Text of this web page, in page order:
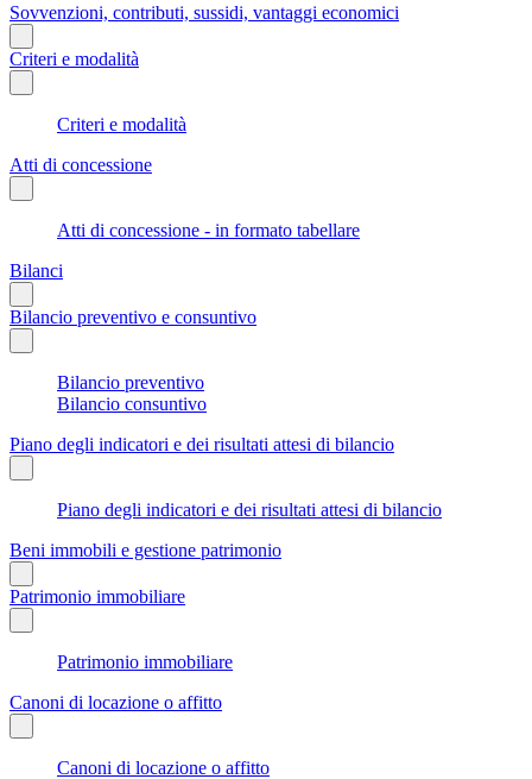
Sovvenzioni, contributi, sussidi, vantaggi economici
Criteri e modalità
Criteri e modalità
Atti di concessione
Atti di concessione - in formato tabellare
Bilanci
Bilancio preventivo e consuntivo
Bilancio preventivo
Bilancio consuntivo
Piano degli indicatori e dei risultati attesi di bilancio
Piano degli indicatori e dei risultati attesi di bilancio
Beni immobili e gestione patrimonio
Patrimonio immobiliare
Patrimonio immobiliare
Canoni di locazione o affitto
Canoni di locazione o affitto